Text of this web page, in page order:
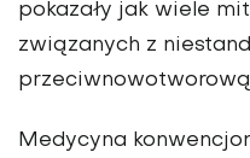
pokazały jak wiele
związanych z
Medycyna